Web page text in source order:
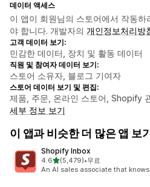
데이터 액세스
이 앱이 회원님의 스토어에서 작동
야 합니다. 개발자의 개인정보처리방
고객 데이터 보기:
민감한 데이터, 장치 및 활동 데이터
직원 및 참여자 데이터 보기:
스토어 소유자, 블로그 기여자
스토어 데이터 보기 및 편집:
제품, 주문, 온라인 스토어, Shopify
세부 정보 보기
이 앱과 비슷한 더 많은 앱 보기
Shopify Inbox
4.6별 5개 중
(5,479)
총 리뷰 5479개
•무료
An AI sales associate that